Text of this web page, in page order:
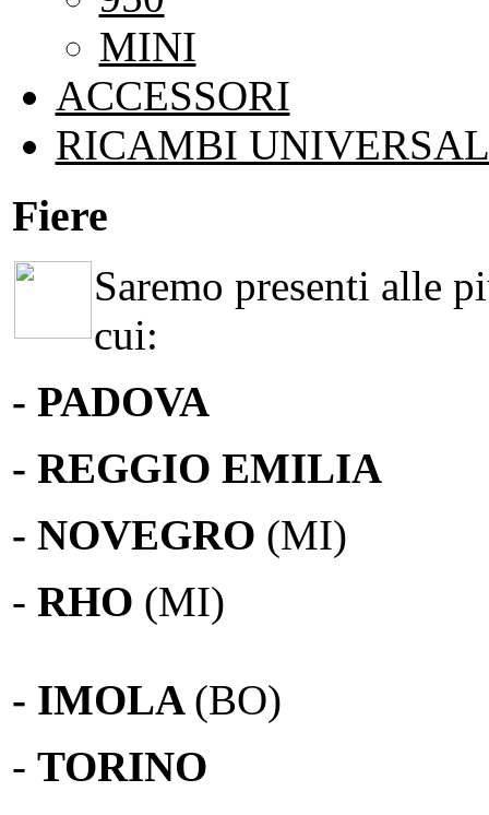
MINI
ACCESSORI
RICAMBI
Fiere
Saremo presenti alle
cui:
- PADOVA
- REGGIO EMILIA
- NOVEGRO (MI)
- RHO (MI)
- IMOLA (BO)
- TORINO